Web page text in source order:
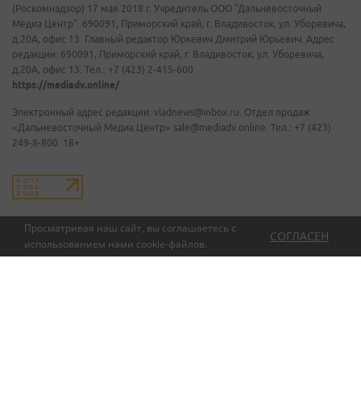
Просматривая наш сайт, вы соглашаетесь с
использованием нами cookie-файлов.
СОГЛАСЕН
(Роскомнадзор) 17 мая 2018 г. Учредитель ООО "Дальневосточный
Медиа Центр". 690091, Приморский край, г. Владивосток, ул. Уборевича,
д.20А, офис 13. Главный редактор Юркевич Дмитрий Юрьевич. Адрес
редакции: 690091, Приморский край, г. Владивосток, ул. Уборевича,
д.20А, офис 13. Тел.: +7 (423) 2-415-600.
https://mediadv.online/
Электронный адрес редакции: vladnews@inbox.ru. Отдел продаж
«Дальневосточный Медиа Центр» sale@mediadv.online. Тел.: +7 (423)
249-8-800. 18+